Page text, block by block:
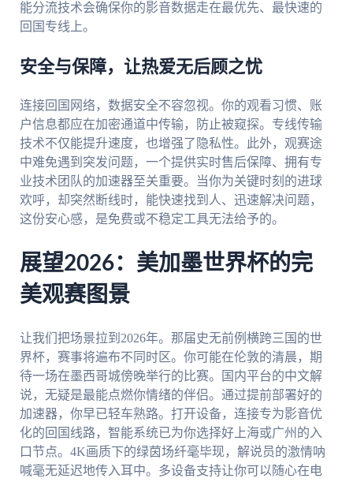
能分流技术会确保你的影音数据走在最优先、最快速的
回国专线上。
安全与保障，让热爱无后顾之忧
连接回国网络，数据安全不容忽视。你的观看习惯、账
户信息都应在加密通道中传输，防止被窥探。专线传输
技术不仅能提升速度，也增强了隐私性。此外，观赛途
中难免遇到突发问题，一个提供实时售后保障、拥有专
业技术团队的加速器至关重要。当你为关键时刻的进球
欢呼，却突然断线时，能快速找到人、迅速解决问题，
这份安心感，是免费或不稳定工具无法给予的。
展望2026：美加墨世界杯的完
美观赛图景
让我们把场景拉到2026年。那届史无前例横跨三国的世
界杯，赛事将遍布不同时区。你可能在伦敦的清晨，期
待一场在墨西哥城傍晚举行的比赛。国内平台的中文解
说，无疑是最能点燃你情绪的伴侣。通过提前部署好的
加速器，你早已轻车熟路。打开设备，连接专为影音优
化的回国线路，智能系统已为你选择好上海或广州的入
口节点。4K画质下的绿茵场纤毫毕现，解说员的激情呐
喊毫无延迟地传入耳中。多设备支持让你可以随心在电